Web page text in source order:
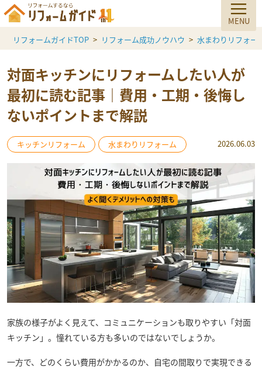
リフォームガイドTOP リフォーム成功ノウハウ 水まわりリフォー
対面キッチンにリフォームしたい人が
最初に読む記事｜費用・工期・後悔し
ないポイントまで解説
キッチンリフォーム 水まわりリフォーム 2026.06.03
家族の様子がよく見えて、コミュニケーションも取りやすい「対面
キッチン」。憧れている方も多いのではないでしょうか。
一方で、どのくらい費用がかかるのか、自宅の間取りで実現できる